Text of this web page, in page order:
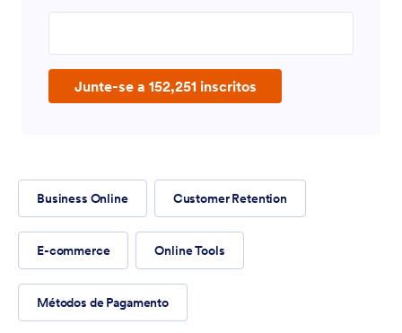
Junte-se a 152,251 inscritos
Business Online Customer Retention
E-commerce Online Tools
Métodos de Pagamento